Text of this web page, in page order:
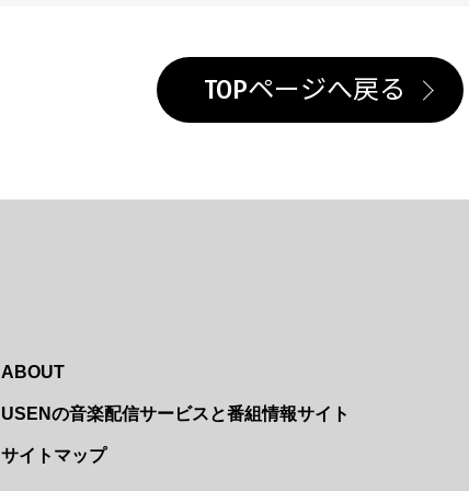
TOPページへ戻る
ABOUT
USENの音楽配信サービスと番組情報サイト
サイトマップ